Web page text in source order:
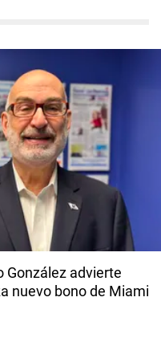
González advierte
nuevo bono de Miami